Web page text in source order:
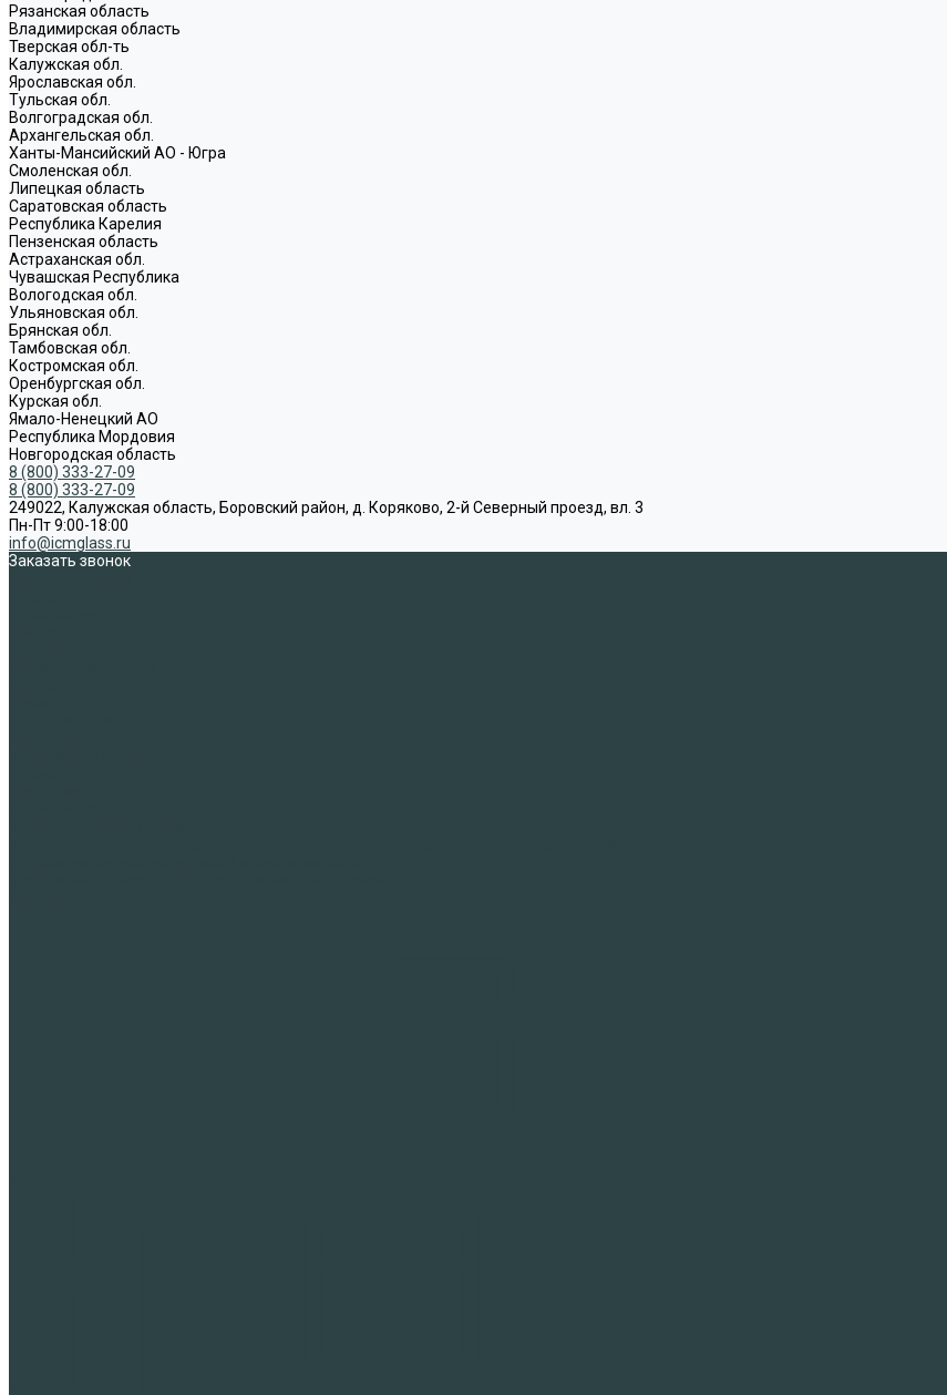
Рязанская область
Владимирская область
Тверская обл-ть
Калужская обл.
Ярославская обл.
Тульская обл.
Волгоградская обл.
Архангельская обл.
Ханты-Мансийский АО - Югра
Смоленская обл.
Липецкая область
Саратовская область
Республика Карелия
Пензенская область
Астраханская обл.
Чувашская Республика
Вологодская обл.
Ульяновская обл.
Брянская обл.
Тамбовская обл.
Костромская обл.
Оренбургская обл.
Курская обл.
Ямало-Ненецкий АО
Республика Мордовия
Новгородская область
8 (800) 333-27-09
8 (800) 333-27-09
249022, Калужская область, Боровский район, д. Коряково, 2-й Северный проезд, вл. 3
Пн-Пт 9:00-18:00
info@icmglass.ru
Заказать звонок